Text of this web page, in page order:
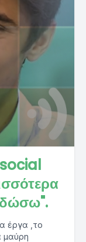
έργα ,το
μαύρη